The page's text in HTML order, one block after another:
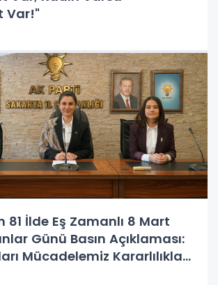
Var!"
81 İlde Eş Zamanlı 8 Mart
Günü Basın Açıklaması:
Mücadelemiz Kararlılıkla